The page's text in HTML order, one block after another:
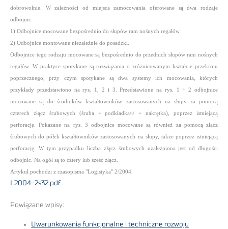
dobrowolnie. W zależności od miejsca zamocowania oferowane są dwa rodzaje
odbojnic:
1) Odbojnice mocowane bezpośrednio do słupów ram nośnych regałów
2) Odbojnice montowane niezależnie do posadzki.
Odbojnice tego rodzaju mocowane są bezpośrednio do przednich słupów ram nośnych
regałów. W praktyce spotykane są rozwiązania o zróżnicowanym kształcie przekroju
poprzecznego, przy czym spotykane są dwa systemy ich mocowania, których
przykłady przedstawiono na rys. 1, 2 i 3.Przedstawione na rys. 1 ÷ 2 odbojnice
mocowane są do środników kształtowników zastosowanych na słupy za pomocą
czterech złącz śrubowych (śruba + podkładka/i/ + nakrętka), poprzez istniejącą
perforację.Pokazane na rys. 3 odbojnice mocowane są również za pomocą złącz
śrubowych do półek kształtowników zastosowanych na słupy, także poprzez istniejącą
perforację. W tym przypadku liczba złącz śrubowych uzależniona jest od długości
odbojnic. Na ogół są to cztery lub sześć złącz.
Artykuł pochodzi z czasopisma "Logistyka" 2/2004.
L2004-2s32.pdf
Powiązane wpisy:
Uwarunkowania funkcjonalne i techniczne rozwoju